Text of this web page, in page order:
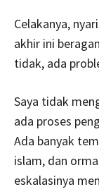
Celakanya,
akhir ini
tidak, ada
Saya tidak
ada proses
Ada banyak
islam, dan
eskalasinya